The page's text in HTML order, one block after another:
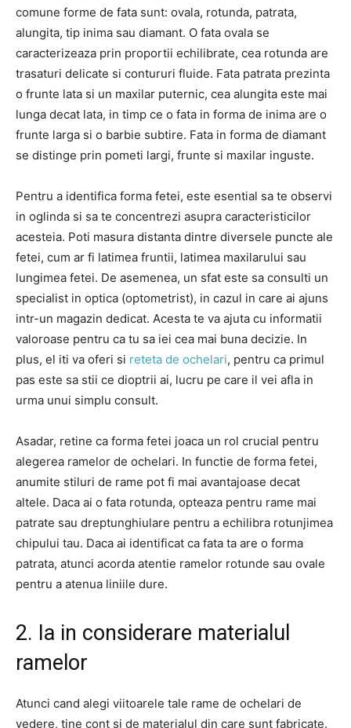
comune forme de fata sunt: ovala, rotunda, patrata,
alungita, tip inima sau diamant. O fata ovala se
caracterizeaza prin proportii echilibrate, cea rotunda are
trasaturi delicate si contururi fluide. Fata patrata prezinta
o frunte lata si un maxilar puternic, cea alungita este mai
lunga decat lata, in timp ce o fata in forma de inima are o
frunte larga si o barbie subtire. Fata in forma de diamant
se distinge prin pometi largi, frunte si maxilar inguste.
Pentru a identifica forma fetei, este esential sa te observi
in oglinda si sa te concentrezi asupra caracteristicilor
acesteia. Poti masura distanta dintre diversele puncte ale
fetei, cum ar fi latimea fruntii, latimea maxilarului sau
lungimea fetei. De asemenea, un sfat este sa consulti un
specialist in optica (optometrist), in cazul in care ai ajuns
intr-un magazin dedicat. Acesta te va ajuta cu informatii
valoroase pentru ca tu sa iei cea mai buna decizie. In
plus, el iti va oferi si reteta de ochelari, pentru ca primul
pas este sa stii ce dioptrii ai, lucru pe care il vei afla in
urma unui simplu consult.
Asadar, retine ca forma fetei joaca un rol crucial pentru
alegerea ramelor de ochelari. In functie de forma fetei,
anumite stiluri de rame pot fi mai avantajoase decat
altele. Daca ai o fata rotunda, opteaza pentru rame mai
patrate sau dreptunghiulare pentru a echilibra rotunjimea
chipului tau. Daca ai identificat ca fata ta are o forma
patrata, atunci acorda atentie ramelor rotunde sau ovale
pentru a atenua liniile dure.
2. Ia in considerare materialul
ramelor
Atunci cand alegi viitoarele tale rame de ochelari de
vedere, tine cont si de materialul din care sunt fabricate.